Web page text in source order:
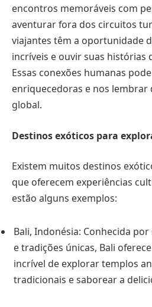
encontros memoráveis ​​com
aventurar fora dos circuitos
viajantes têm a oportunidade
incríveis e ouvir suas histórias
Essas conexões humanas
enriquecedoras e nos lembrar
global.
Destinos exóticos para
Existem muitos destinos
que oferecem experiências
estão alguns exemplos:
Bali, Indonésia: Conhecida
e tradições únicas, Bali
incrível de explorar templos
tradicionais e saborear a